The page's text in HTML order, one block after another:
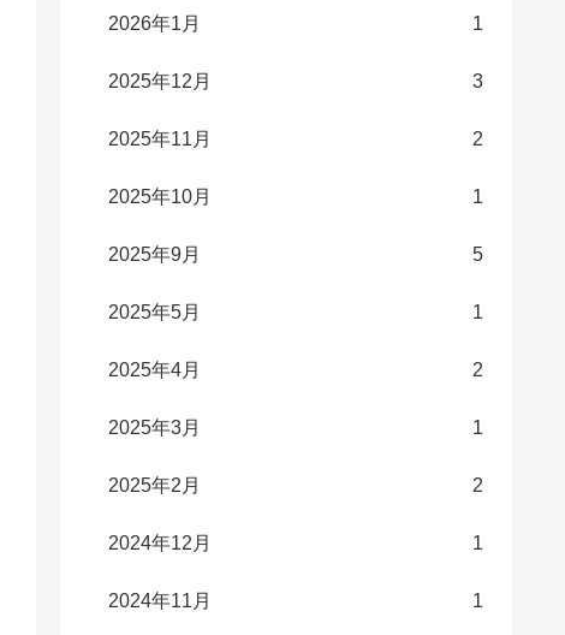
2026年1月 1
2025年12月 3
2025年11月 2
2025年10月 1
2025年9月 5
2025年5月 1
2025年4月 2
2025年3月 1
2025年2月 2
2024年12月 1
2024年11月 1